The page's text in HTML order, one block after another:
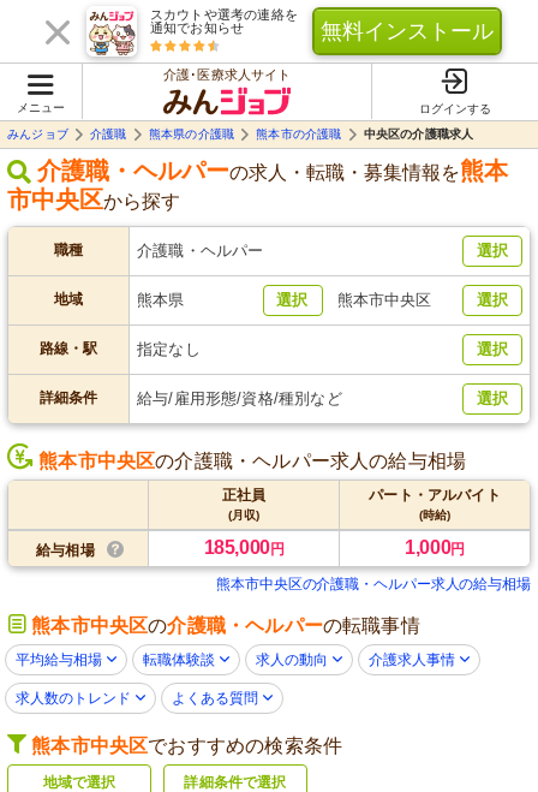
スカウトや選考の連絡を
通知でお知らせ
無料インストール
メニュー
介護･医療求人サイト
ログインする
みんジョブ
介護職 熊本県の介護職 熊本市の介護職 中央区の介護職求人
介護職・ヘルパーの求人・転職・募集情報を熊本
市中央区から探す
職種 介護職・ヘルパー 選択
地域 熊本県 選択 熊本市中央区 選択
路線・駅 指定なし 選択
詳細条件 給与/雇用形態/資格/種別など 選択
熊本市中央区の介護職・ヘルパー求人の給与相場
正社員
(月収)
パート・アルバイト
(時給)
給与相場 185,000円 1,000円
熊本市中央区の介護職・ヘルパー求人の給与相場
熊本市中央区の介護職・ヘルパーの転職事情
平均給与相場 転職体験談 求人の動向 介護求人事情
求人数のトレンド よくある質問
熊本市中央区でおすすめの検索条件
地域で選択 詳細条件で選択